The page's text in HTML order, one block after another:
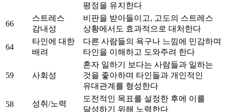
평정을 유지한다
66
스트레스
감내성
비판을 받아들이고, 고도의 스트레스
상황에서도 효과적으로 대처한다
64
타인에 대한
배려
다른 사람들의 욕구나 느낌에 민감하며
타인을 이해하고 도와주려 한다
59 사회성
혼자 일하기 보다는 사람들과 일하는
것을 좋아하며 타인들과 개인적인
유대관계를 형성한다
58 성취/노력
도전적인 목표를 설정한 후에 이를
달성하기 위해 노력한다